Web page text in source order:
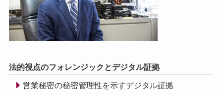
法的視点のフォレンジックとデジタル証拠
営業秘密の秘密管理性を示すデジタル証拠